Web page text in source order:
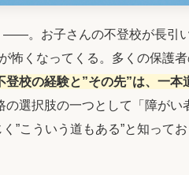
――。お子さんの不登校が長引
怖くなってくる。多くの保護
登校の経験と”その先”は、一本
の選択肢の一つとして「障がい
”こういう道もある”と知って